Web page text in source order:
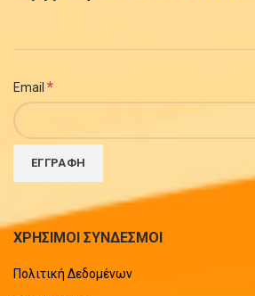
Email *
ΧΡΗΣΙΜΟΙ ΣΥΝΔΕΣΜΟΙ
Πολιτική Δεδομένων